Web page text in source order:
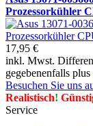
Prozessorkühler
17,95 €
inkl. Mwst.
gegebenenfalls plus
Besuchen Sie uns
Realistisch!
Service